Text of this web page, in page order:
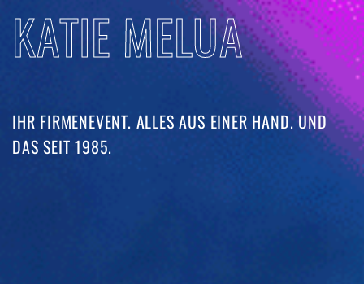
KATIE MELUA
IHR FIRMENEVENT. ALLES AUS EINER HAND. UND
DAS SEIT 1985. ​